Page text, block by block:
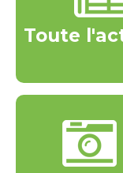
Toute